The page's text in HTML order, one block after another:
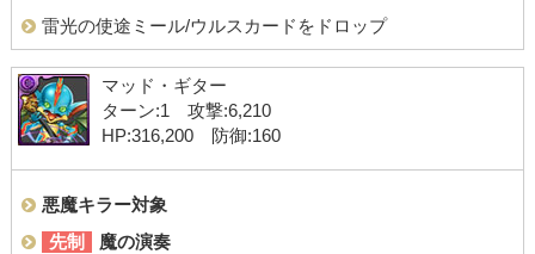
雷光の使途ミール/ウルスカードをドロップ
マッド・ギター
ターン:1 攻撃:6,210
HP:316,200 防御:160
悪魔キラー対象
先制
魔の演奏